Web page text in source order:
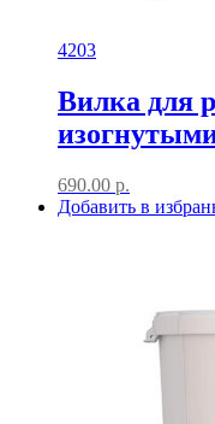
4203
Вилка для
690.00 р.
Добавить в